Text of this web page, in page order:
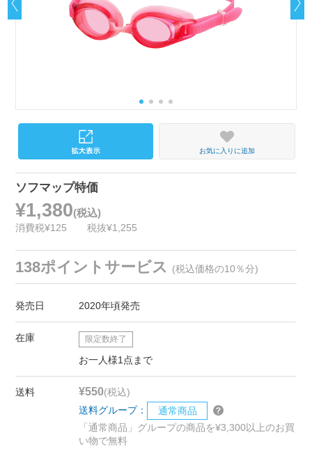
お気に入りに追加
ソフマップ特価
¥1,380(税込)
消費税¥125 税抜¥1,255
138ポイントサービス (税込価格の10％分)
発売日 2020年頃発売
在庫 限定数終了
お一人様1点まで
送料 ¥550(税込)
送料グループ：
通常商品
「通常商品」グループの商品を¥3,300以上のお買
い物で無料